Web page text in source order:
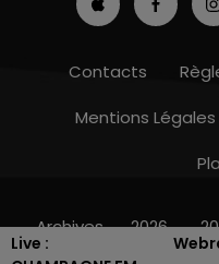
Live :
Contacts
Mentions Légales
Archives 2026